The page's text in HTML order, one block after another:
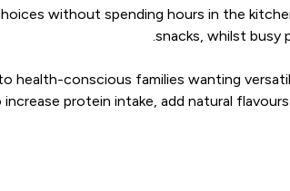
without spending hours in the
snacks, whilst busy
health-conscious families wanting
protein intake, add natural